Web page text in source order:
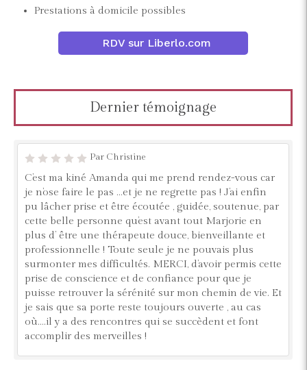
Prestations à domicile possibles
RDV sur Liberlo.com
Dernier témoignage
Par Christine
C’est ma kiné Amanda qui me prend rendez-vous car
je n’ose faire le pas …et je ne regrette pas ! J’ai enfin
pu lâcher prise et être écoutée , guidée, soutenue, par
cette belle personne qu’est avant tout Marjorie en
plus d’ être une thérapeute douce, bienveillante et
professionnelle ! Toute seule je ne pouvais plus
surmonter mes difficultés. MERCI, d’avoir permis cette
prise de conscience et de confiance pour que je
puisse retrouver la sérénité sur mon chemin de vie. Et
je sais que sa porte reste toujours ouverte , au cas
où….il y a des rencontres qui se succèdent et font
accomplir des merveilles !